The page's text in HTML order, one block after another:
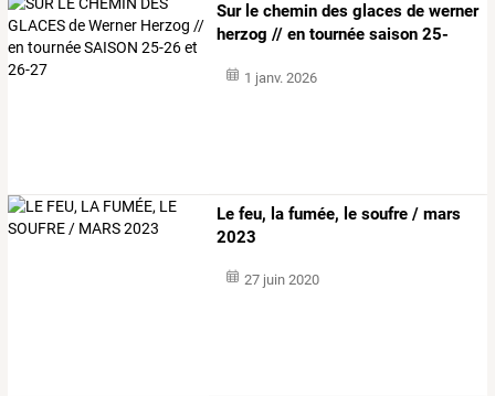
Surle chemin des glaces de werner
herzog // en tournée saison 25-
1 janv. 2026
Le feu, la fumée, le soufre / mars
2023
27 juin 2020